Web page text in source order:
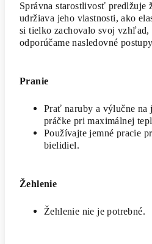
Správna starostlivosť predlžuje
udržiava jeho vlastnosti, ako
si tielko zachovalo svoj
odporúčame nasledovné
Pranie
Prať naruby a výlučne na
práčke pri maximálnej
Používajte jemné pracie
bielidiel.
Žehlenie
Žehlenie nie je potrebné.